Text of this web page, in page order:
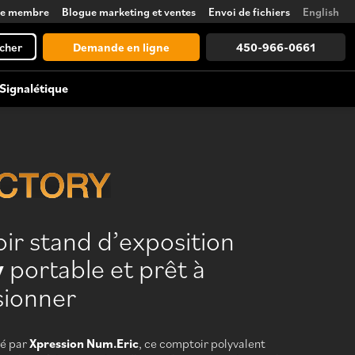
membre Blogue marketing et ventes Envoi de fichiers English
Demande en ligne 450-966-0661
Comptoirs, éclairages, supports,
Voir tout
Découvrez toutes les possibilités, de
la conception à la logistique
Signalétique
stand d’exposition
portable et prêt à
parXpression Num.Eric, ce comptoir polyvalent